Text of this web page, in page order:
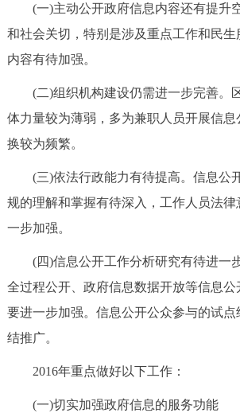
(一)主动公开政府信息内容还有提升
和社会关切，特别是涉及重点工作和民生
内容有待加强。
(二)组织机构建设仍需进一步完善。
体力量较为薄弱，多为兼职人员开展信
换较为频繁。
(三)依法行政能力有待提高。信息公
规的理解和掌握有待深入，工作人员法
一步加强。
(四)信息公开工作分析研究有待进一
全过程公开、政府信息数据开放等信息公
要进一步加强。信息公开公众参与的试点
结推广。
2016年重点做好以下工作：
(一)切实加强政府信息的服务功能